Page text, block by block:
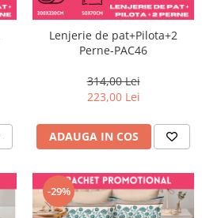
Lenjerie de pat+Pilota+2
Perne-PAC46
314,00 Lei
223,00 Lei
ADAUGA IN COS
-29%